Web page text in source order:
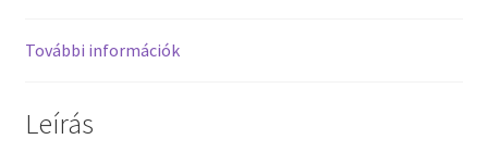
További információk
Leírás